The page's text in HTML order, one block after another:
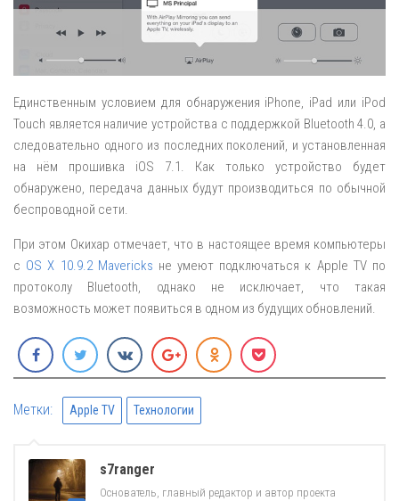
Единственным условием для обнаружения iPhone, iPad или iPod
Touch является наличие устройства с поддержкой Bluetooth 4.0, а
следовательно одного из последних поколений, и установленная
на нём прошивка iOS 7.1. Как только устройство будет
обнаружено, передача данных будут производиться по обычной
беспроводной сети.
При этом Окихар отмечает, что в настоящее время компьютеры
с OS X 10.9.2 Mavericks не умеют подключаться к Apple TV по
протоколу Bluetooth, однако не исключает, что такая
возможность может появиться в одном из будущих обновлений.
Метки: Apple TV Технологии
s7ranger
Основатель, главный редактор и автор проекта